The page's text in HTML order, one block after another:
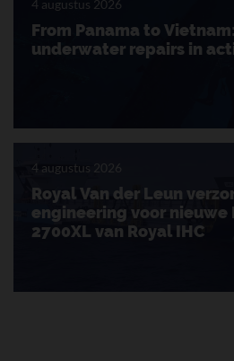
4 augustus 2026
From Panama to
underwater repairs in
4 augustus 2026
Royal Van der Leun
engineering voor nieuwe
2700XL van Royal IHC